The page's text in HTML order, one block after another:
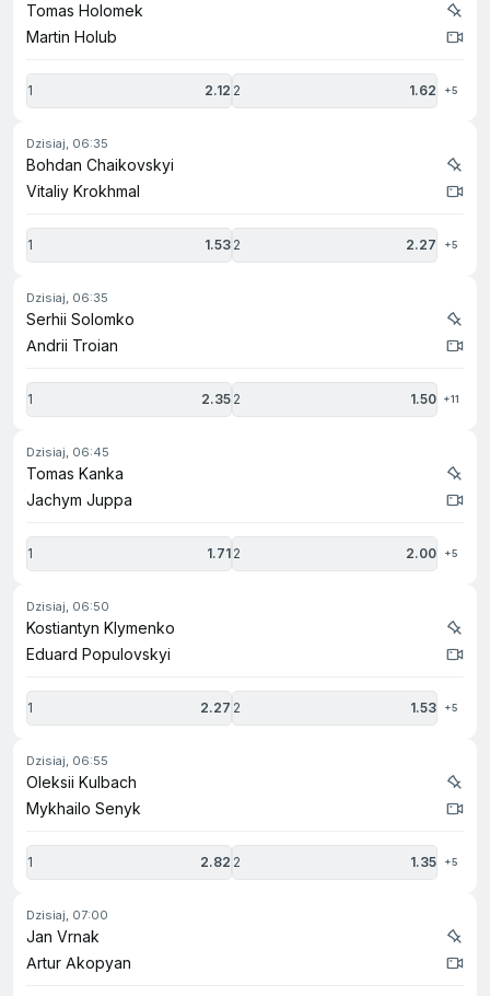
Tomas Holomek
Martin Holub
1 2.12 2 1.62 +5
dzisiaj, 06:35
Bohdan Chaikovskyi
Vitaliy Krokhmal
1 1.53 2 2.27 +5
dzisiaj, 06:35
Serhii Solomko
Andrii Troian
1 2.35 2 1.50 +11
dzisiaj, 06:45
Tomas Kanka
Jachym Juppa
1 1.71 2 2.00 +5
dzisiaj, 06:50
Kostiantyn Klymenko
Eduard Populovskyi
1 2.27 2 1.53 +5
dzisiaj, 06:55
Oleksii Kulbach
Mykhailo Senyk
1 2.82 2 1.35 +5
dzisiaj, 07:00
Jan Vrnak
Artur Akopyan